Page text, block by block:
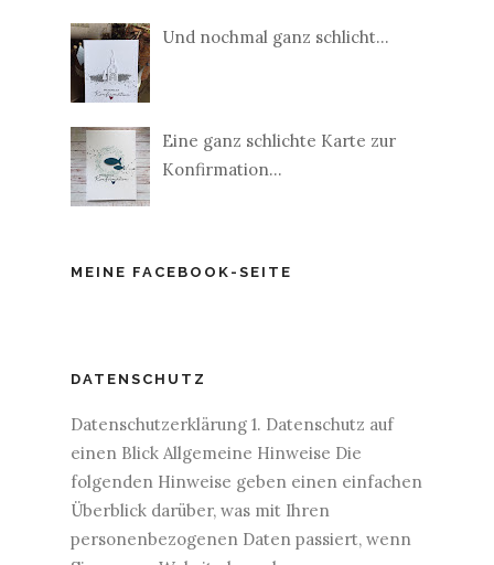
Und nochmal ganz schlicht...
Eine ganz schlichte Karte zur
Konfirmation...
MEINE FACEBOOK-SEITE
DATENSCHUTZ
Datenschutzerklärung 1. Datenschutz auf
einen Blick Allgemeine Hinweise Die
folgenden Hinweise geben einen einfachen
Überblick darüber, was mit Ihren
personenbezogenen Daten passiert, wenn